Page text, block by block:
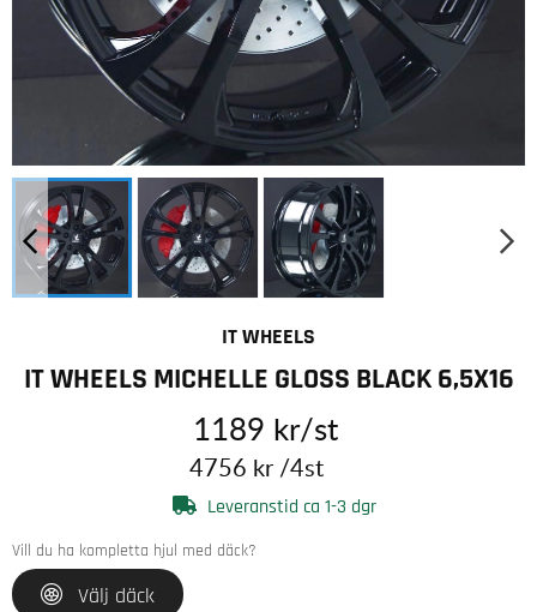
IT WHEELS
IT WHEELS MICHELLE GLOSS BLACK 6,5X16
4756 kr /4st
1189 kr/st
Leveranstid ca 1-3 dgr
Vill du ha kompletta hjul med däck?
Välj däck